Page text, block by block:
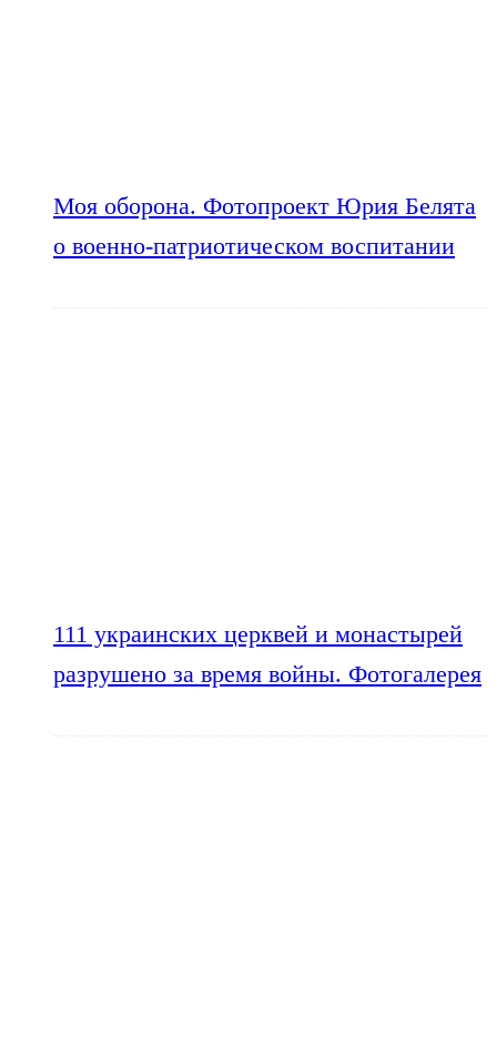
Моя оборона. Фотопроект Юрия Белята
о военно-патриотическом воспитании
111 украинских церквей и монастырей
разрушено за время войны. Фотогалерея